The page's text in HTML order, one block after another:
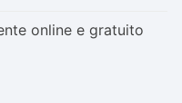
online e gratuito